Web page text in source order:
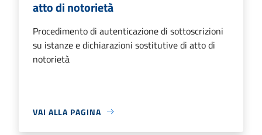
atto di notorietà
Procedimento di autenticazione di sottoscrizioni
su istanze e dichiarazioni sostitutive di atto di
notorietà
VAI ALLA PAGINA